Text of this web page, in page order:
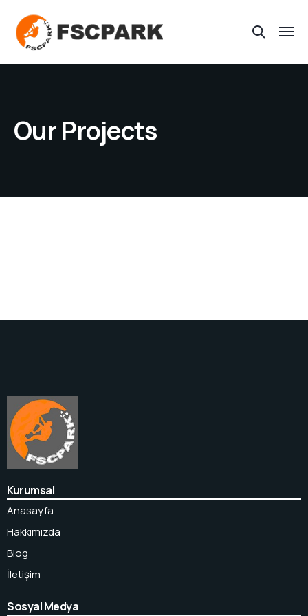
Our Projects
Kurumsal
Anasayfa
Hakkımızda
Blog
İletişim
Sosyal Medya